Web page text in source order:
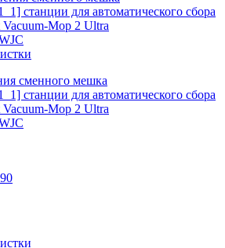
сменного мешка
станции для автоматического сбора
Mop 2 Ultra